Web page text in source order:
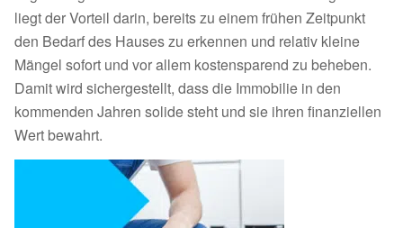
liegt der Vorteil darin, bereits zu einem frühen Zeitpunkt
den Bedarf des Hauses zu erkennen und relativ kleine
Mängel sofort und vor allem kostensparend zu beheben.
Damit wird sichergestellt, dass die Immobilie in den
kommenden Jahren solide steht und sie ihren finanziellen
Wert bewahrt.